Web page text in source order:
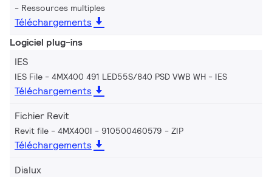
Ressources multiples
Téléchargements
Logiciel plug-ins
IES
IES File - 4MX400 491 LED55S/840 PSD VWB WH IES
Téléchargements
Fichier Revit
Revit file - 4MX400I - 910500460579 ZIP
Téléchargements
Dialux